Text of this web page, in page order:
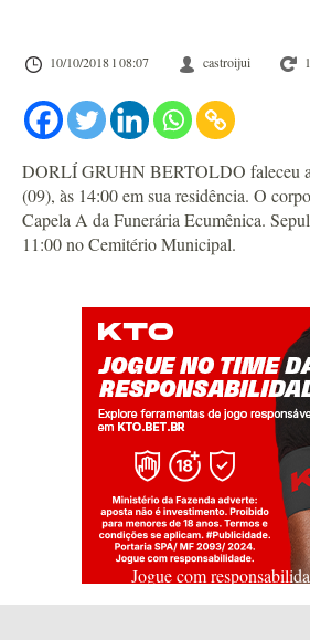
10/10/2018 l 08:07 castroijui
DORLÍ GRUHN BERTOLDO faleceu
(09), às 14:00 em sua residência. O
Capela A da Funerária Ecumênica.
11:00 no Cemitério Municipal.
Jogue com